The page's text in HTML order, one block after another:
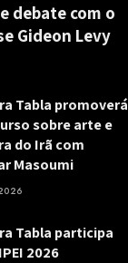
debate com o
Gideon Levy
Tabla promoverá
sobre arte e
do Irã com
Masoumi
Tabla participa
2026